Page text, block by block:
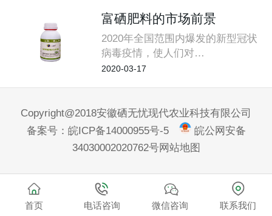
富硒肥料的市场前景
2020年全国范围内爆发的新型冠状
病毒疫情，使人们对…
2020-03-17
Copyright@2018安徽硒无忧现代农业科技有限公司
备案号： 皖ICP备14000955号-5
皖公网安备
34030002020762号网站地图
首页 电话咨询 微信咨询 联系我们